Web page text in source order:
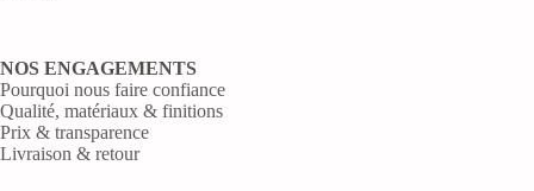
NOS ENGAGEMENTS
Pourquoi nous faire confiance
Qualité, matériaux & finitions
Prix & transparence
Livraison & retour